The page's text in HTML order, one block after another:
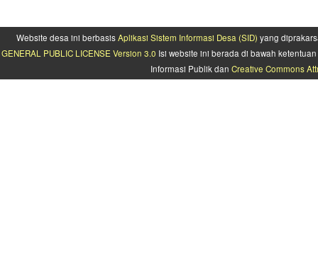
Website desa ini berbasisAplikasi Sistem Informasi Desa (SID) yang
GENERAL PUBLIC LICENSE Version 3.0 Isi website ini berada di bawah
Informasi Publik dan Creative Commons